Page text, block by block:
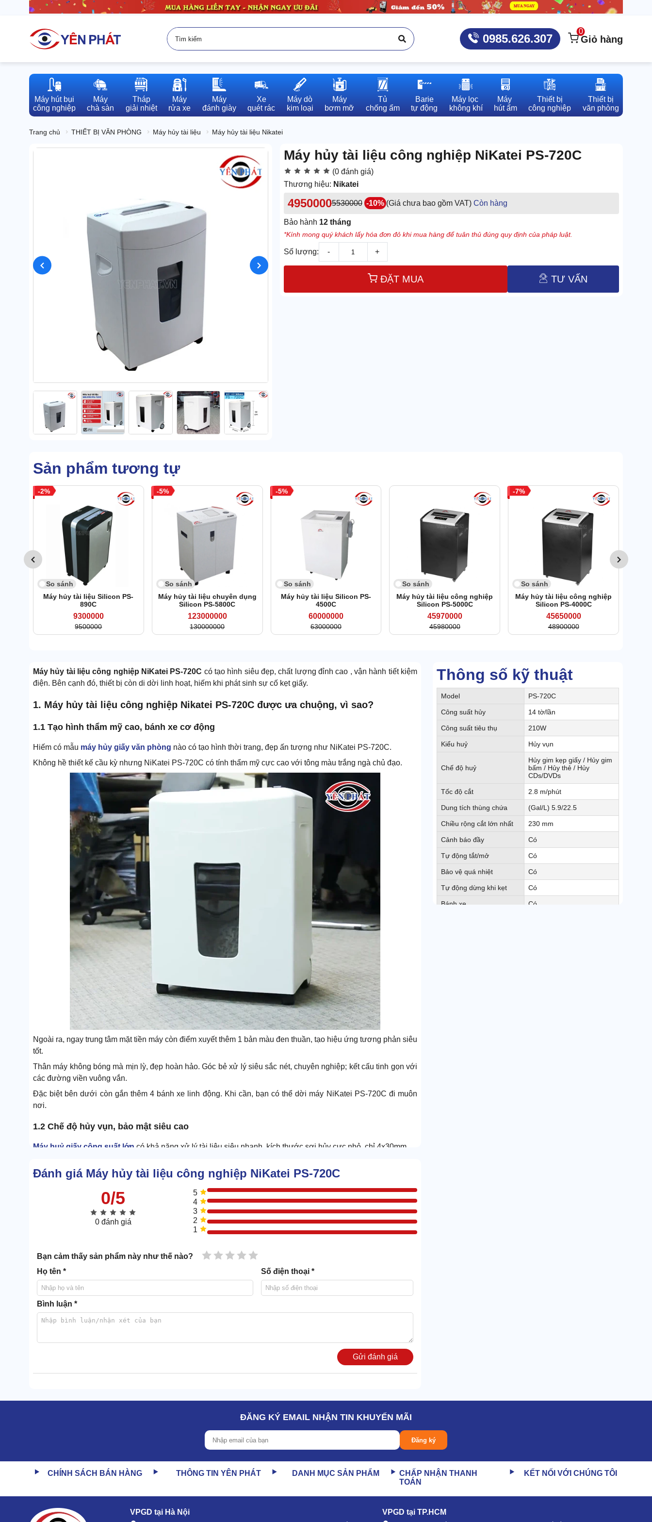
0985.626.307
0
Giỏ hàng
Máy hút bụi
công nghiệp
Máy
chà sàn
Tháp
giải nhiệt
Máy
rửa xe
Máy
đánh giày
Xe
quét rác
Máy dò
kim loại
Máy
bơm mỡ
Tủ
chống ẩm
Barie
tự động
Máy lọc
không khí
Máy
hút ẩm
Thiết bị
công nghiệp
Thiết bị
văn phòng
Trang chủ THIẾT BỊ VĂN PHÒNG Máy hủy tài liệu Máy hủy tài liệu Nikatei
Máy hủy tài liệu công nghiệp NiKatei PS-720C
(0 đánh giá)
Thương hiệu: Nikatei
49500005530000 -10% (Giá chưa bao gồm VAT) Còn hàng
Bảo hành 12 tháng
*Kính mong quý khách lấy hóa đơn đỏ khi mua hàng để tuân thủ đúng quy định của pháp luật.
Số lượng: - +
ĐẶT MUA TƯ VẤN
Sản phẩm tương tự
2
So sánh
Máy hủy tài liệu Silicon PS-
890C
9300000
9500000
5
So sánh
Máy hủy tài liệu chuyên dụng
Silicon PS-5800C
123000000
130000000
5
So sánh
Máy hủy tài liệu Silicon PS-
4500C
60000000
63000000
So sánh
Máy hủy tài liệu công nghiệp
Silicon PS-5000C
45970000
45980000
7
So sánh
Máy hủy tài liệu công nghiệp
Silicon PS-4000C
45650000
48900000
Thông số kỹ thuật
Model PS-720C
Công suất hủy 14 tờ/lần
Công suất tiêu thụ 210W
Kiểu huỷ Hủy vụn
Chế độ huỷ
Hủy gim kẹp giấy / Hủy gim
bấm / Hủy thẻ / Hủy
CDs/DVDs
Tốc độ cắt 2.8 m/phút
Dung tích thùng chứa (Gal/L) 5.9/22.5
Chiều rộng cắt lớn nhất 230 mm
Cảnh báo đầy Có
Tự động tắt/mở Có
Bảo vệ quá nhiệt Có
Tự động dừng khi kẹt Có
Bánh xe Có
Máy hủy tài liệu công nghiệp NiKatei PS-720C có tạo hình siêu đẹp, chất lượng đỉnh cao , vận hành tiết kiệm
điện. Bên cạnh đó, thiết bị còn di dời linh hoạt, hiếm khi phát sinh sự cố kẹt giấy.
1. Máy hủy tài liệu công nghiệp Nikatei PS-720C được ưa chuộng, vì sao?
1.1 Tạo hình thẩm mỹ cao, bánh xe cơ động
Hiếm có mẫu máy hủy giấy văn phòng nào có tạo hình thời trang, đẹp ấn tượng như NiKatei PS-720C.
Không hề thiết kế cầu kỳ nhưng NiKatei PS-720C có tính thẩm mỹ cực cao với tông màu trắng ngà chủ đạo.
Ngoài ra, ngay trung tâm mặt tiền máy còn điểm xuyết thêm 1 bản màu đen thuần, tạo hiệu ứng tương phản siêu
tốt.
Thân máy không bóng mà mịn lỳ, đẹp hoàn hảo. Góc bẻ xử lý siêu sắc nét, chuyên nghiệp; kết cấu tinh gọn với
các đường viền vuông vắn.
Đặc biệt bên dưới còn gắn thêm 4 bánh xe linh động. Khi cần, bạn có thể dời máy NiKatei PS-720C đi muôn
nơi.
1.2 Chế độ hủy vụn, bảo mật siêu cao
Máy huỷ giấy công suất lớn có khả năng xử lý tài liệu siêu nhanh, kích thước sợi hủy cực nhỏ, chỉ 4x30mm.
này không có ý nghĩa, đảm bảo tính bảo mật cực cao.
Ngoài ưu điểm này,hiệu quả hủy bỏ tài liệu của NiKatei PS-720C cũng được người dùng dành nhiều lời khen.
2. Làm thế nào nếu máy hủy tài liệu Nikatei PS-720C bị kẹt giấy?
Đánh giá Máy hủy tài liệu công nghiệp NiKatei PS-720C
0/5
0 đánh giá
5
4
3
2
1
Bạn cảm thấy sản phẩm này như thế nào? 5 sao
4 sao
3 sao
2 sao
1 sao
Họ tên * Số điện thoại *
Bình luận *
Gửi đánh giá
ĐĂNG KÝ EMAIL NHẬN TIN KHUYẾN MÃI
Đăng ký
CHÍNH SÁCH BÁN HÀNG THÔNG TIN YÊN PHÁT DANH MỤC SẢN PHẨM
CHẤP NHẬN THANH
TOÁN
KẾT NỐI VỚI CHÚNG TÔI
VPGD tại Hà Nội VPGD tại TP.HCM